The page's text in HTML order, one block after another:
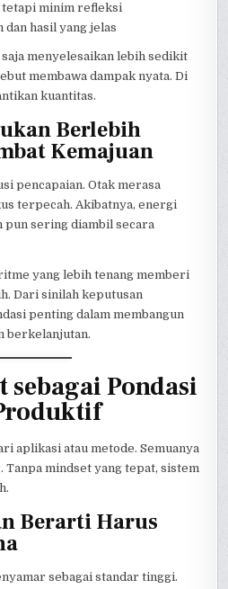
tetapi minim refleksi
hasil yang jelas
menyelesaikan lebih sedikit
membawa dampak nyata. Di
kuantitas.
Berlebih
Kemajuan
pencapaian. Otak merasa
terpecah. Akibatnya, energi
sering diambil secara
yang lebih tenang memberi
Dari sinilah keputusan
penting dalam membangun
berkelanjutan.
sebagai Pondasi
aplikasi atau metode. Semuanya
mindset yang tepat, sistem
Berarti Harus
sebagai standar tinggi.